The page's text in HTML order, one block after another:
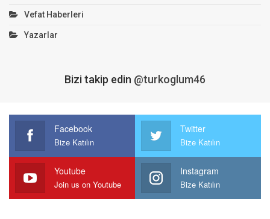
Vefat Haberleri
Yazarlar
Bizi takip edin @turkoglum46
Facebook
Bize Katılın
Twitter
Bize Katılın
Youtube
Join us on Youtube
Instagram
Bize Katılın